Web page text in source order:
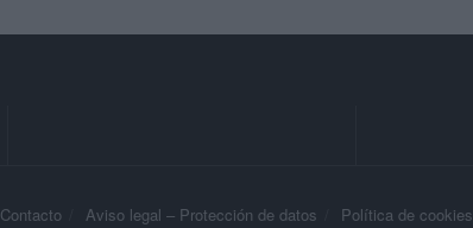
Contacto Aviso legal – Protección de datos Política de cookies